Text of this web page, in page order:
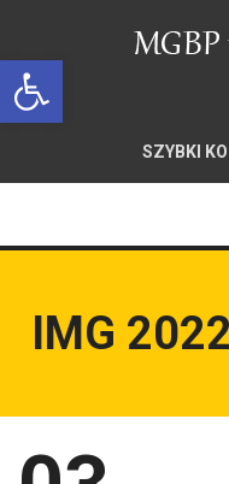
Open toolbar
SZYBKI
IMG